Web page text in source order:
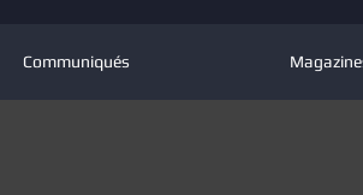
Communiqués